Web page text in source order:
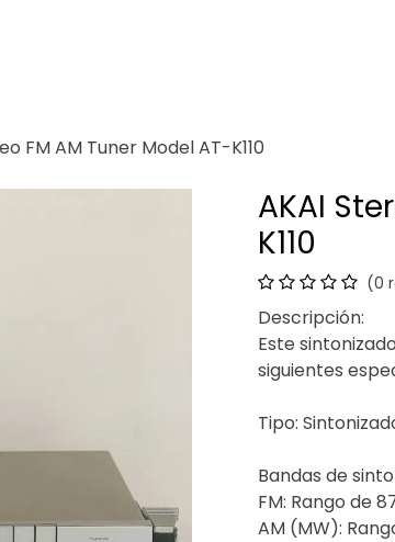
FM AM Tuner Model AT-K110
AKAI
K110
(0
Descripción:
Este
siguientes
Tipo:
Bandas de
FM: Rango de
AM (MW):